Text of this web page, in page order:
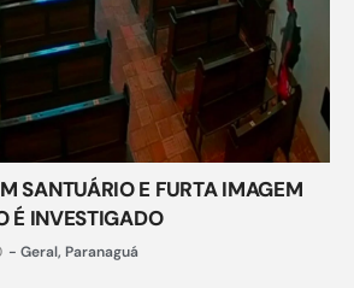
SANTUÁRIO E FURTA IMAGEM
É INVESTIGADO
- Geral, Paranaguá